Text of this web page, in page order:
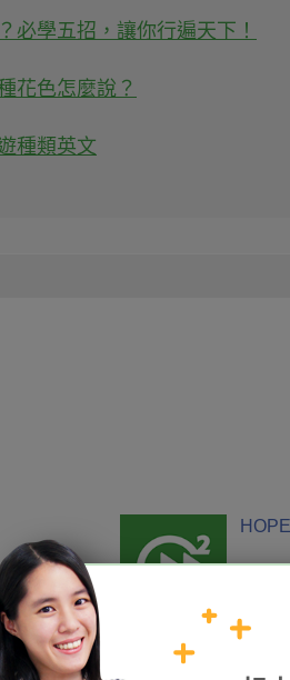
必學五招，讓你行遍天下！
花色怎麼說？
種類英文